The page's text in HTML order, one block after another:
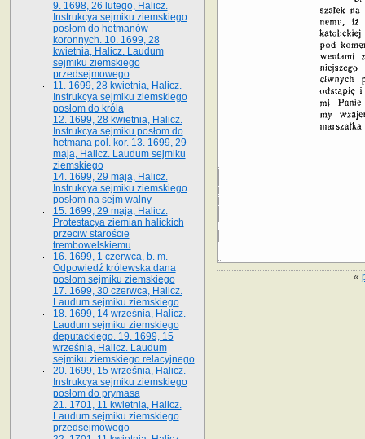
«
9. 1698, 26 lutego, Halicz.
Instrukcya sejmiku ziemskiego
posłom do hetmanów
koronnych. 10. 1699, 28
kwietnia, Halicz. Laudum
sejmiku ziemskiego
przedsejmowego
11. 1699, 28 kwietnia, Halicz.
Instrukcya sejmiku ziemskiego
posłom do króla
12. 1699, 28 kwietnia, Halicz.
Instrukcya sejmiku posłom do
hetmana pol. kor. 13. 1699, 29
maja, Halicz. Laudum sejmiku
ziemskiego
14. 1699, 29 maja, Halicz.
Instrukcya sejmiku ziemskiego
posłom na sejm walny
15. 1699, 29 maja, Halicz.
Protestacya ziemian halickich
przeciw staroście
trembowelskiemu
16. 1699, 1 czerwca, b. m.
Odpowiedź królewska dana
posłom sejmiku ziemskiego
17. 1699, 30 czerwca, Halicz.
Laudum sejmiku ziemskiego
18. 1699, 14 września, Halicz.
Laudum sejmiku ziemskiego
deputackiego. 19. 1699, 15
września, Halicz. Laudum
sejmiku ziemskiego relacyjnego
20. 1699, 15 września, Halicz.
Instrukcya sejmiku ziemskiego
posłom do prymasa
21. 1701, 11 kwietnia, Halicz.
Laudum sejmiku ziemskiego
przedsejmowego